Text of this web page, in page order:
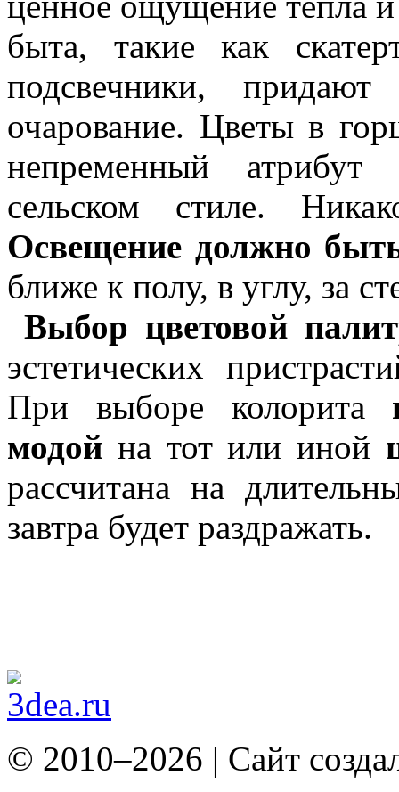
быта, такие как
подсвечники, придают
очарование. Цветы в
непременный атрибут
сельском стиле.
Освещение должно
ближе к полу, в углу, за
Выбор цветовой
эстетических
При выборе колорита
модой на тот или иной
рассчитана на
завтра будет раздражать.
© 2010–2026 | Сайт